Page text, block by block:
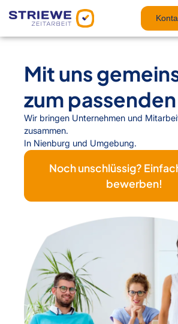
Inhalt
Mit uns
zum
Wir bringen Unternehmen und
zusammen.
In Nienburg und Umgebung.
Noch unschlüssig?
bewerben!